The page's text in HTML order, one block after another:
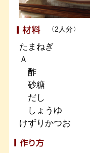
〈2人分〉
たまねぎ
Ａ
酢
砂糖
だし
しょうゆ
けずりかつお